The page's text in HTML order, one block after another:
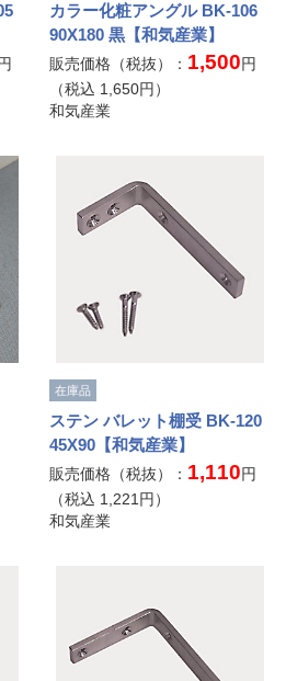
カラー化粧アングル BK-106
90X180 黒【和気産業】
販売価格（税抜）： 1,500円
（税込 1,650円）
和気産業
在庫品
ステン バレット棚受 BK-120
45X90【和気産業】
販売価格（税抜）： 1,110円
（税込 1,221 円）
和気産業